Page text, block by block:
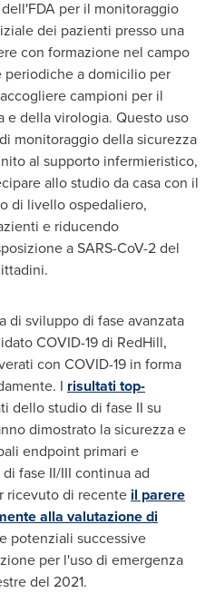
per il monitoraggio
dei pazienti presso una
con formazione nel campo
a domicilio per
campioni per il
e della virologia. Questo uso
monitoraggio della sicurezza
al supporto infermieristico,
allo studio da casa con il
di livello ospedaliero,
e riducendo
a SARS-CoV-2 del
di sviluppo di fase avanzata
COVID-19 di RedHill,
con COVID-19 in forma
I risultati top-
dello studio di fase II su
dimostrato la sicurezza e
endpoint primari e
fase II/III continua ad
ricevuto di recente il parere
alla valutazione di
potenziali successive
per l'uso di emergenza
del 2021.